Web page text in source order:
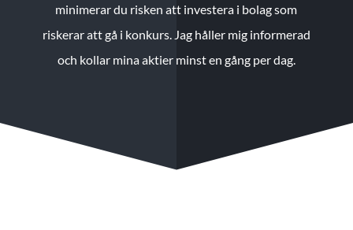
minimerar du risken att investera i bolag som
riskerar att gå i konkurs. Jag håller mig informerad
och kollar mina aktier minst en gång per dag.